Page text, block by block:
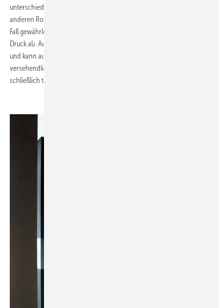
unterschiedlich und führt, wie gleich noch gezeigt wird, zu deutlich
anderen Rohrquerschnitten. Damit der Mindestfließdruck auf jeden
Fall gewährleistet ist, zieht man ihn vom zur Verfügung stehenden
Druck ab. Auf diese Weise ist er rechnerisch nicht mehr vorhanden
und kann auf dem Weg zur Bestimmung der Rohrnennweite nicht
versehendlich verbraucht werden. Denn fließendes Wasser bedeutet
schließlich tatsächlichen Druckverlust.